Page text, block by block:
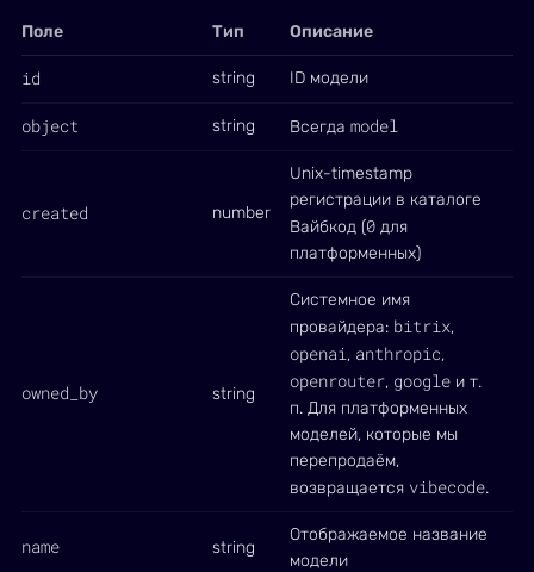
Поле Тип Описание
id string ID модели
object string Всегда model
created number
Unix-timestamp
регистрации в каталоге
Вайбкод (0 для
платформенных)
owned_by string
Системное имя
провайдера: bitrix,
openai, anthropic,
openrouter, google и т.
п. Для платформенных
моделей, которые мы
перепродаём,
возвращается vibecode.
name string
Отображаемое название
модели